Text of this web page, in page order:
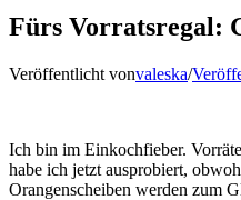
Fürs Vorratsregal:
Veröffentlicht vonvaleska/
Ich bin im Einkochfieber.
habe ich jetzt ausprobiert,
Orangenscheiben werden zum